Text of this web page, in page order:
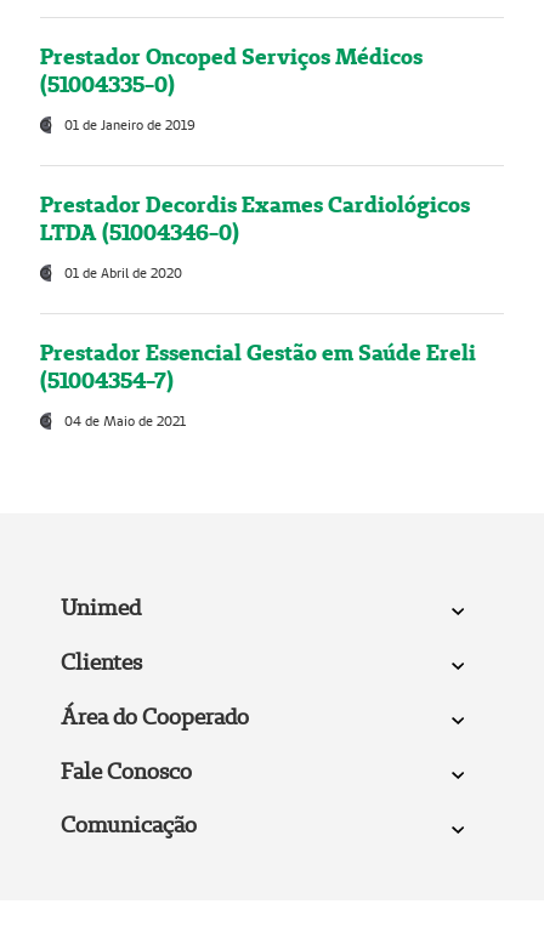
Prestador Oncoped Serviços Médicos
(51004335-0)
01 de Janeiro de 2019
Prestador Decordis Exames Cardiológicos
LTDA (51004346-0)
01 de Abril de 2020
Prestador Essencial Gestão em Saúde Ereli
(51004354-7)
04 de Maio de 2021
Unimed
Clientes
Área do Cooperado
Fale Conosco
Comunicação